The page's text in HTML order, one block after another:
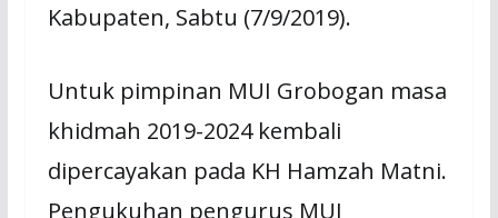
Kabupaten, Sabtu (7/9/2019).
Untuk pimpinan MUI Grobogan masa
khidmah 2019-2024 kembali
dipercayakan pada KH Hamzah Matni.
Pengukuhan pengurus MUI